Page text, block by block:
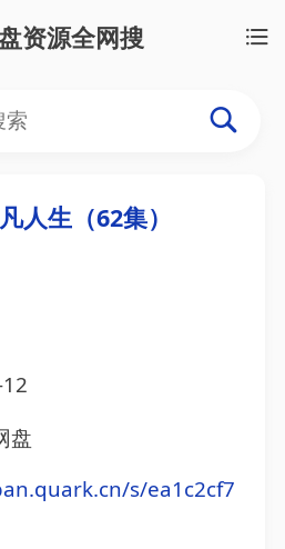
资源全网搜
人生（62集）
盘
s/ea1c2cf7